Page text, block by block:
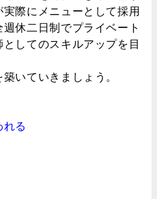
際にメニューとして採用
休二日制でプライベート
してのスキルアップを目
いていきましょう。
る